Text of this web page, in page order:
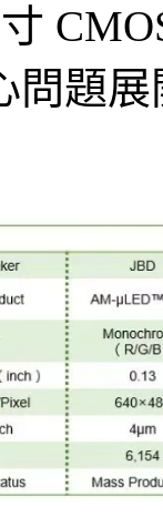
問題